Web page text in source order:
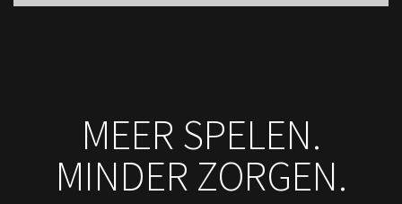
MEER SPELEN.
MINDER ZORGEN.